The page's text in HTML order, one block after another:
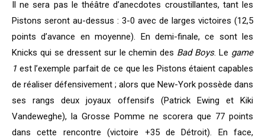
Il ne sera pas le théâtre d’anecdotes croustillantes, tant les
Pistons seront au-dessus : 3-0 avec de larges victoires (12,5
points d’avance en moyenne). En demi-finale, ce sont les
Knicks qui se dressent sur le chemin des Bad Boys. Le game
1 est l’exemple parfait de ce que les Pistons étaient capables
de réaliser défensivement ; alors que New-York possède dans
ses rangs deux joyaux offensifs (Patrick Ewing et Kiki
Vandeweghe), la Grosse Pomme ne scorera que 77 points
dans cette rencontre (victoire +35 de Détroit). En face,